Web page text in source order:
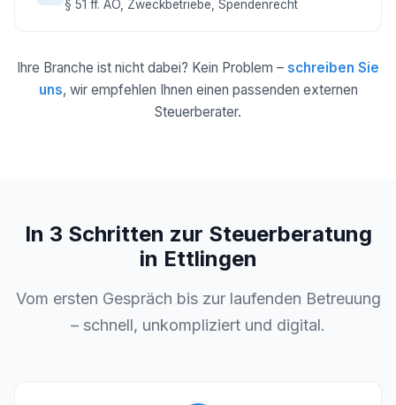
§ 51 ff. AO, Zweckbetriebe, Spendenrecht
Ihre Branche ist nicht dabei? Kein Problem – schreiben Sie
uns, wir empfehlen Ihnen einen passenden externen
Steuerberater.
In 3 Schritten zur Steuerberatung
in Ettlingen
Vom ersten Gespräch bis zur laufenden Betreuung
– schnell, unkompliziert und digital.